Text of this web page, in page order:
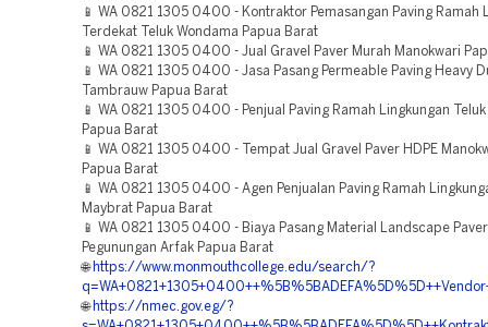
📱 WA 0821 1305 0400 - Kontraktor Pemasangan Paving Ramah
Terdekat Teluk Wondama Papua Barat
📱 WA 0821 1305 0400 - Jual Gravel Paver Murah Manokwari
📱 WA 0821 1305 0400 - Jasa Pasang Permeable Paving Heavy
Tambrauw Papua Barat
📱 WA 0821 1305 0400 - Penjual Paving Ramah Lingkungan
Papua Barat
📱 WA 0821 1305 0400 - Tempat Jual Gravel Paver HDPE
Papua Barat
📱 WA 0821 1305 0400 - Agen Penjualan Paving Ramah
Maybrat Papua Barat
📱 WA 0821 1305 0400 - Biaya Pasang Material Landscape
Pegunungan Arfak Papua Barat
🌐 https://www.monmouthcollege.edu/search/?
🌐 https://nmec.gov.eg/?